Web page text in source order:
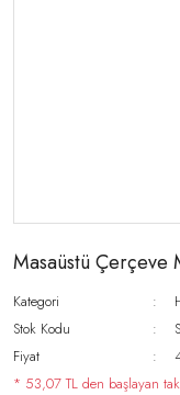
Masaüstü Çerçeve
Kategori
Stok Kodu
Fiyat
* 53,07 TL den başlayan